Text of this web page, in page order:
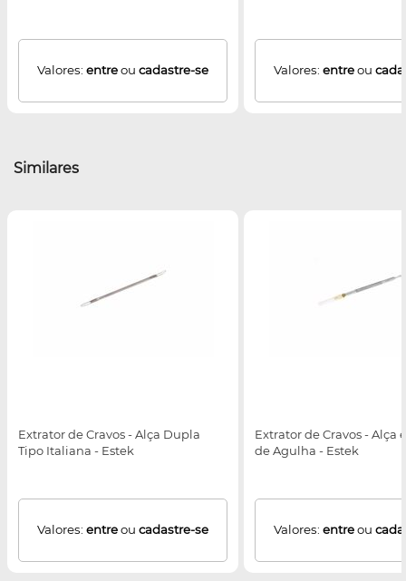
Valores: entreou cadastre-se Valores: entreou
Similares
Extrator de Cravos - Alça Dupla
Tipo Italiana - Estek
Valores: entreou cadastre-se
Extrator de Cravos - Alça
de Agulha - Estek
Valores: entreou